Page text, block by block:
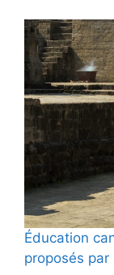
Éducation
proposés